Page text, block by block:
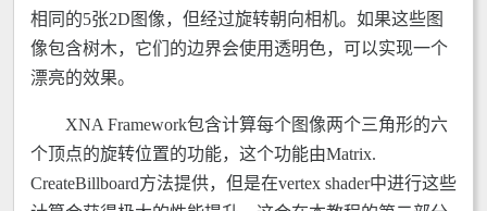
相同的5张2D图像，但经过旋转朝向相机。如果这些图
像包含树木，它们的边界会使用透明色，可以实现一个
漂亮的效果。
XNA Framework包含计算每个图像两个三角形的六
个顶点的旋转位置的功能，这个功能由Matrix.
CreateBillboard方法提供，但是在vertex shader中进行这些